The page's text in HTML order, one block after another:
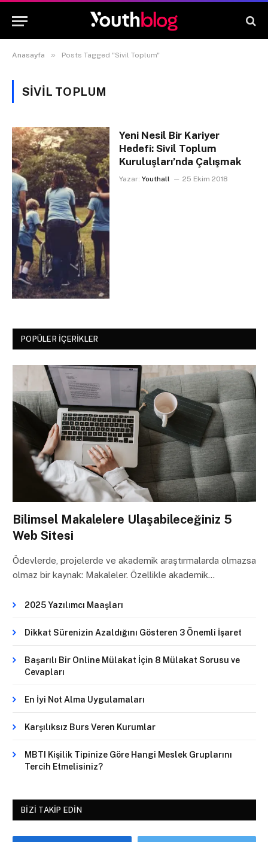
Anasayfa » Posts Tagged "Sivil Toplum"
SIVIL TOPLUM
Yeni Nesil Bir Kariyer
Hedefi: Sivil Toplum
Kuruluşları’nda Çalışmak
Yazar: Youthall 25 Ekim 2018
POPÜLER İÇERIKLER
Bilimsel Makalelere Ulaşabileceğiniz 5
Web Sitesi
Ödevlerde, projelerde ve akademik araştırmalarda olmazsa
olmaz bir kaynak: Makaleler. Özellikle akademik…
2025 Yazılımcı Maaşları
Dikkat Sürenizin Azaldığını Gösteren 3 Önemli İşaret
Başarılı Bir Online Mülakat İçin 8 Mülakat Sorusu ve
Cevapları
En İyi Not Alma Uygulamaları
Karşılıksız Burs Veren Kurumlar
MBTI Kişilik Tipinize Göre Hangi Meslek Gruplarını
Tercih Etmelisiniz?
BIZI TAKIP EDIN